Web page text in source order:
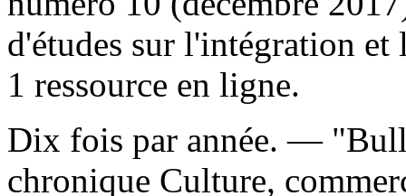
d'études sur l'intégration
1 ressource en ligne.
Dix fois par année. —
chronique Culture,